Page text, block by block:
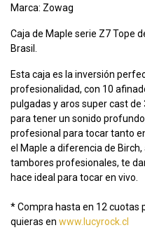
Marca: Zowag
Caja de Maple serie Z7 Tope
Brasil.
Esta caja es la inversión
profesionalidad, con 10
pulgadas y aros super cast
para tener un sonido
profesional para tocar tanto
el Maple a diferencia de
tambores profesionales, te
hace ideal para tocar en vivo.
* Compra hasta en 12 cuotas
quieras en www.lucyrock.cl